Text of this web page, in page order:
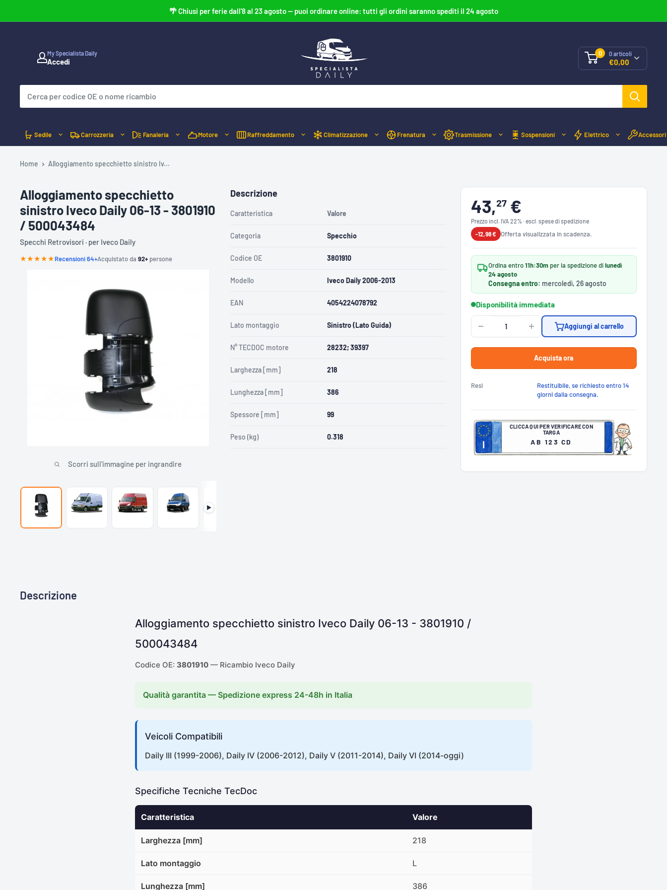
al
🌴 Chiusi per ferie dall'8 al 23 agosto — puoi ordinare online: tutti gli ordini saranno spediti il 24 agosto
My Specialista Daily
Accedi
Specialista
Daily
0 0articoli
€0,00
Sedile Carrozzeria Fanaleria Motore Raffreddamento Climatizzazione Frenatura Trasmissione Sospensioni Elettrico Accessori
Home Alloggiamento specchietto sinistro Iv...
Alloggiamento specchietto
sinistro Iveco Daily 06-13 - 3801910
/ 500043484
Specchi Retrovisori · per Iveco Daily
★★★★★Recensioni 64+Acquistato da 92+ persone
Scorri sull'immagine per ingrandire
▶
43,27€
Prezzo incl. IVA 22% · escl. spese di spedizione
-12,98 €
Offerta visualizzata in scadenza.
Ordina entro11h:30mper la spedizione dilunedì
24 agosto
Consegna entro: mercoledì, 26 agosto
Disponibilità immediata
Aggiungi al carrello
Acquista ora
Resi
Restituibile, se richiesto entro 14
giorni dalla consegna.
CLICCA QUI PER VERIFICARE CON
TARGA
AB 123 CD
Q
R
R
C
A
R
E
C
O
T
R
G
Descrizione
Caratteristica Valore
Categoria Specchio
Codice OE 3801910
Modello Iveco Daily 2006-2013
EAN 4054224078792
Lato montaggio Sinistro (Lato Guida)
N° TECDOC motore 28232; 39397
Larghezza [mm] 218
Lunghezza [mm] 386
Spessore [mm] 99
Peso (kg) 0.318
Descrizione
Alloggiamento specchietto sinistro Iveco Daily 06-13 - 3801910 /
500043484
Codice OE: 3801910 — Ricambio Iveco Daily
Qualità garantita — Spedizione express 24-48h in Italia
Veicoli Compatibili
Daily III (1999-2006), Daily IV (2006-2012), Daily V (2011-2014), Daily VI (2014-oggi)
Specifiche Tecniche TecDoc
Caratteristica Valore
Larghezza [mm] 218
Lato montaggio L
Lunghezza [mm] 386